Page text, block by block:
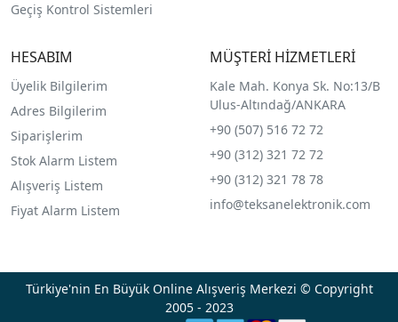
Geçiş Kontrol Sistemleri
HESABIM
Üyelik Bilgilerim
Adres Bilgilerim
Siparişlerim
Stok Alarm Listem
Alışveriş Listem
Fiyat Alarm Listem
MÜŞTERİ HİZMETLERİ
Kale Mah. Konya Sk. No:13/B
Ulus-Altındağ/ANKARA
+90 (507) 516 72 72
+90 (312) 321 72 72
+90 (312) 321 78 78
info@teksanelektronik.com
Türkiye'nin En Büyük Online Alışveriş Merkezi © Copyright
2005 - 2023